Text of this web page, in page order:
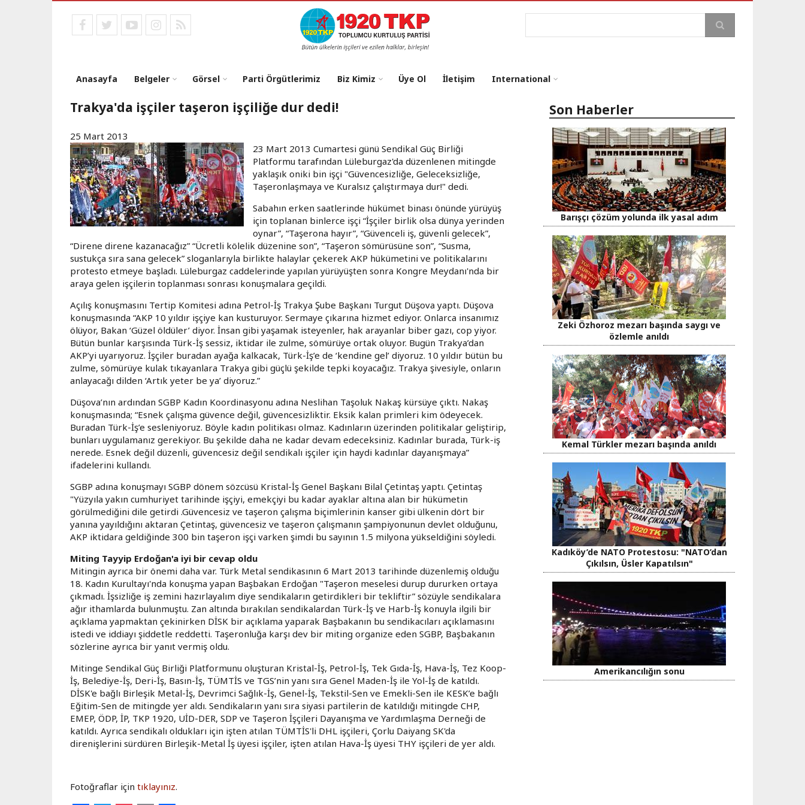
facebooktwitteryoutubeinstagram
RSS
Ara
Anasayfa Belgeler Görsel Parti Örgütlerimiz Biz Kimiz Üye Ol İletişim International
Trakya'da işçiler taşeron işçiliğe dur dedi!
25 Mart 2013
23 Mart 2013 Cumartesi günü Sendikal Güç Birliği
Platformu tarafından Lüleburgaz'da düzenlenen mitingde
yaklaşık oniki bin işçi "Güvencesizliğe, Geleceksizliğe,
Taşeronlaşmaya ve Kuralsız çalıştırmaya dur!" dedi.
Sabahın erken saatlerinde hükümet binası önünde yürüyüş
için toplanan binlerce işçi “İşçiler birlik olsa dünya yerinden
oynar”, “Taşerona hayır”, “Güvenceli iş, güvenli gelecek”,
“Direne direne kazanacağız” “Ücretli kölelik düzenine son”, “Taşeron sömürüsüne son”, “Susma,
sustukça sıra sana gelecek” sloganlarıyla birlikte halaylar çekerek AKP hükümetini ve politikalarını
protesto etmeye başladı. Lüleburgaz caddelerinde yapılan yürüyüşten sonra Kongre Meydanı'nda bir
araya gelen işçilerin toplanması sonrası konuşmalara geçildi.
Açılış konuşmasını Tertip Komitesi adına Petrol-İş Trakya Şube Başkanı Turgut Düşova yaptı. Düşova
konuşmasında “AKP 10 yıldır işçiye kan kusturuyor. Sermaye çıkarına hizmet ediyor. Onlarca insanımız
ölüyor, Bakan ‘Güzel öldüler’ diyor. İnsan gibi yaşamak isteyenler, hak arayanlar biber gazı, cop yiyor.
Bütün bunlar karşısında Türk-İş sessiz, iktidar ile zulme, sömürüye ortak oluyor. Bugün Trakya’dan
AKP’yi uyarıyoruz. İşçiler buradan ayağa kalkacak, Türk-İş’e de ‘kendine gel’ diyoruz. 10 yıldır bütün bu
zulme, sömürüye kulak tıkayanlara Trakya gibi güçlü şekilde tepki koyacağız. Trakya şivesiyle, onların
anlayacağı dilden ‘Artık yeter be ya’ diyoruz.”
Düşova’nın ardından SGBP Kadın Koordinasyonu adına Neslihan Taşoluk Nakaş kürsüye çıktı. Nakaş
konuşmasında; “Esnek çalışma güvence değil, güvencesizliktir. Eksik kalan primleri kim ödeyecek.
Buradan Türk-İş’e sesleniyoruz. Böyle kadın politikası olmaz. Kadınların üzerinden politikalar geliştirip,
bunları uygulamanız gerekiyor. Bu şekilde daha ne kadar devam edeceksiniz. Kadınlar burada, Türk-iş
nerede. Esnek değil düzenli, güvencesiz değil sendikalı işçiler için haydi kadınlar dayanışmaya”
ifadelerini kullandı.
SGBP adına konuşmayı SGBP dönem sözcüsü Kristal-İş Genel Başkanı Bilal Çetintaş yaptı. Çetintaş
"Yüzyıla yakın cumhuriyet tarihinde işçiyi, emekçiyi bu kadar ayaklar altına alan bir hükümetin
görülmediğini dile getirdi .Güvencesiz ve taşeron çalışma biçimlerinin kanser gibi ülkenin dört bir
yanına yayıldığını aktaran Çetintaş, güvencesiz ve taşeron çalışmanın şampiyonunun devlet olduğunu,
AKP iktidara geldiğinde 300 bin taşeron işçi varken şimdi bu sayının 1.5 milyona yükseldiğini söyledi.
Miting Tayyip Erdoğan'a iyi bir cevap oldu
Mitingin ayrıca bir önemi daha var. Türk Metal sendikasının 6 Mart 2013 tarihinde düzenlemiş olduğu
18. Kadın Kurultayı'nda konuşma yapan Başbakan Erdoğan "Taşeron meselesi durup dururken ortaya
çıkmadı. İşsizliğe iş zemini hazırlayalım diye sendikaların getirdikleri bir tekliftir” sözüyle sendikalara
ağır ithamlarda bulunmuştu. Zan altında bırakılan sendikalardan Türk-İş ve Harb-İş konuyla ilgili bir
açıklama yapmaktan çekinirken DİSK bir açıklama yaparak Başbakanın bu sendikacıları açıklamasını
istedi ve iddiayı şiddetle reddetti. Taşeronluğa karşı dev bir miting organize eden SGBP, Başbakanın
sözlerine ayrıca bir yanıt vermiş oldu.
Mitinge Sendikal Güç Birliği Platformunu oluşturan Kristal-İş, Petrol-İş, Tek Gıda-İş, Hava-İş, Tez Koop-
İş, Belediye-İş, Deri-İş, Basın-İş, TÜMTİS ve TGS’nin yanı sıra Genel Maden-İş ile Yol-İş de katıldı.
DİSK'e bağlı Birleşik Metal-İş, Devrimci Sağlık-İş, Genel-İş, Tekstil-Sen ve Emekli-Sen ile KESK’e bağlı
Eğitim-Sen de mitingde yer aldı. Sendikaların yanı sıra siyasi partilerin de katıldığı mitingde CHP,
EMEP, ÖDP, İP, TKP 1920, UİD-DER, SDP ve Taşeron İşçileri Dayanışma ve Yardımlaşma Derneği de
katıldı. Ayrıca sendikalı oldukları için işten atılan TÜMTİS'li DHL işçileri, Çorlu Daiyang SK'da
direnişlerini sürdüren Birleşik-Metal İş üyesi işçiler, işten atılan Hava-İş üyesi THY işçileri de yer aldı.
Fotoğraflar için tıklayınız.
Son Haberler
Barışçı çözüm yolunda ilk yasal adım
Zeki Özhoroz mezarı başında saygı ve
özlemle anıldı
Kemal Türkler mezarı başında anıldı
Kadıköy’de NATO Protestosu: "NATO’dan
Çıkılsın, Üsler Kapatılsın"
Amerikancılığın sonu